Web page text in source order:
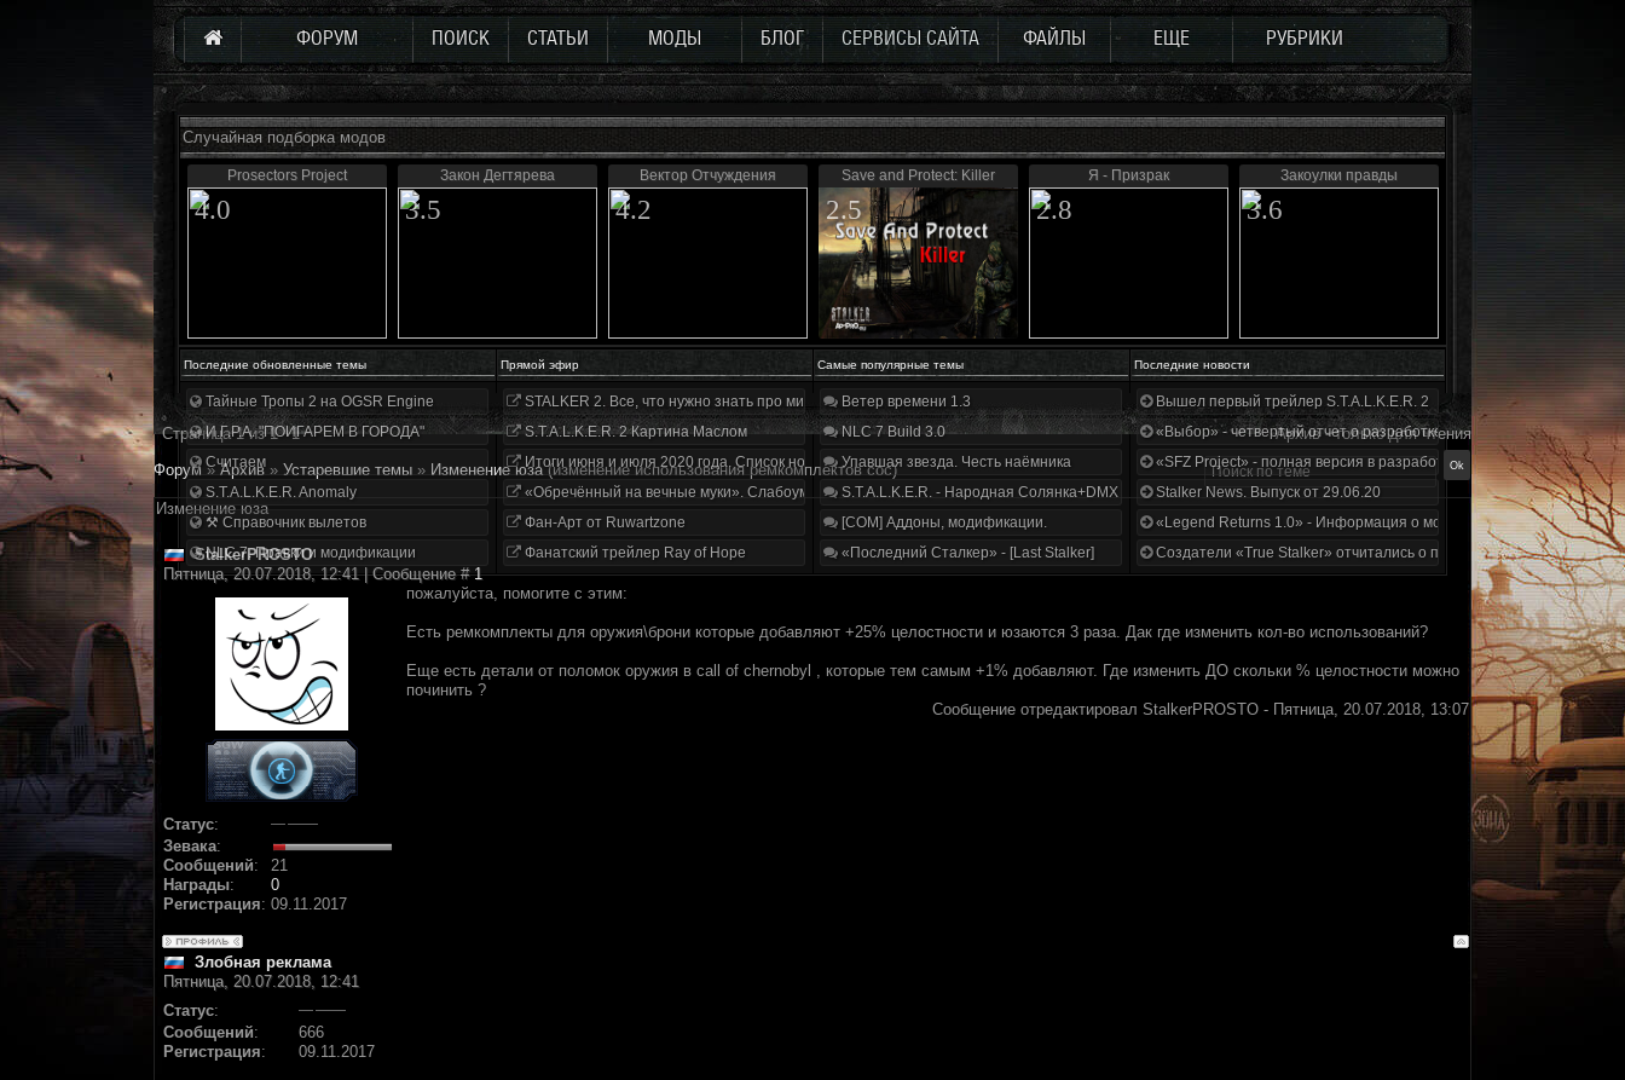
ФОРУМ ПОИСК СТАТЬИ МОДЫ БЛОГ СЕРВИСЫ САЙТА ФАЙЛЫ ЕЩЕ РУБРИКИ
Случайная подборка модов
Prosectors Project
4.0
Закон Дегтярева
3.5
Вектор Отчуждения
4.2
Save and Protect: Killer
2.5
Я - Призрак
2.8
Закоулки правды
3.6
Последние обновленные темы Прямой эфир Самые популярные темы Последние новости
Тайные Тропы 2 на OGSR Engine
И.Г.Р.А. "ПОИГАРЕМ В ГОРОДА"
Считаем
S.T.A.L.K.E.R. Anomaly
⚒ Справочник вылетов
NLC 7. Правки и модификации
STALKER 2. Все, что нужно знать про мир, геймплей и сюжет | Разбор трейлера
S.T.A.L.K.E.R. 2 Картина Маслом
Итоги июня и июля 2020 года. Список нововведений
«Обречённый на вечные муки». Слабоумие и отвага
Фан-Арт от Ruwartzone
Фанатский трейлер Ray of Hope
Ветер времени 1.3
NLC 7 Build 3.0
Упавшая звезда. Честь наёмника
S.T.A.L.K.E.R. - Народная Солянка+DMX 1.3.5.ООП.МА.К.
[COM] Аддоны, модификации.
«Последний Сталкер» - [Last Stalker]
Вышел первый трейлер S.T.A.L.K.E.R. 2
«Выбор» - четвертый отчет о разработке!
«SFZ Project» - полная версия в разработке!
Stalker News. Выпуск от 29.06.20
«Legend Returns 1.0» - Информация о моде за июнь 2020
Создатели «True Stalker» отчитались о проделанной работе
Страница1из1 1
Архив - только для чтения
Форум » Архив » Устаревшие темы » Изменение юза (изменение использования ремкомплектов coc)
Изменение юза
StalkerPROSTO
Пятница, 20.07.2018, 12:41 | Сообщение #1
Статус:
Зевака:
Сообщений:
21
Награды:
0
Регистрация: 09.11.2017
пожалуйста, помогите с этим:
Есть ремкомплекты для оружия\брони которые добавляют +25% целостности и юзаются 3 раза. Дак где изменить кол-во использований?
Еще есть детали от поломок оружия в call of chernobyl , которые тем самым +1% добавляют. Где изменить ДО скольки % целостности можно
починить ?
Сообщение отредактировал StalkerPROSTO - Пятница, 20.07.2018, 13:07
Злобная реклама
Пятница, 20.07.2018, 12:41
Статус:
Сообщений:
666
Регистрация: 09.11.2017